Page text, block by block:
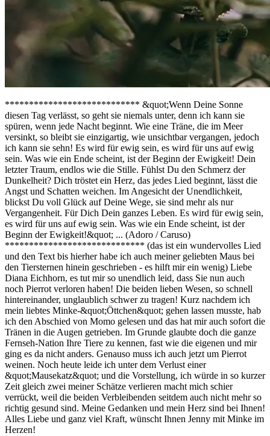
**************************** &quot;Wenn Deine Sonne
diesen Tag verlässt, so geht sie niemals unter, denn ich kann sie
spüren, wenn jede Nacht beginnt. Wie eine Träne, die im Meer
versinkt, so bleibt sie einzigartig, wie unsichtbar vergangen, jedoch
ich kann sie sehn! Es wird für ewig sein, es wird für uns auf ewig
sein. Was wie ein Ende scheint, ist der Beginn der Ewigkeit! Dein
letzter Traum, endlos wie die Stille. Fühlst Du den Schmerz der
Dunkelheit? Dich tröstet ein Herz, das jedes Lied beginnt, lässt die
Angst und Schatten weichen. Im Angesicht der Unendlichkeit,
blickst Du voll Glück auf Deine Wege, sie sind mehr als nur
Vergangenheit. Für Dich Dein ganzes Leben. Es wird für ewig sein,
es wird für uns auf ewig sein. Was wie ein Ende scheint, ist der
Beginn der Ewigkeit!&quot; ... (Adoro / Caruso)
***************************** (das ist ein wundervolles Lied
und den Text bis hierher habe ich auch meiner geliebten Maus bei
den Tiersternen hinein geschrieben - es hilft mir ein wenig) Liebe
Diana Eichhorn, es tut mir so unendlich leid, dass Sie nun auch
noch Pierrot verloren haben! Die beiden lieben Wesen, so schnell
hintereinander, unglaublich schwer zu tragen! Kurz nachdem ich
mein liebtes Minke-&quot;Öttchen&quot; gehen lassen musste, hab
ich den Abschied von Momo gelesen und das hat mir auch sofort die
Tränen in die Augen getrieben. Im Grunde glaubte doch die ganze
Fernseh-Nation Ihre Tiere zu kennen, fast wie die eigenen und mir
ging es da nicht anders. Genauso muss ich auch jetzt um Pierrot
weinen. Noch heute leide ich unter dem Verlust einer
&quot;Mausekatz&quot; und die Vorstellung, ich würde in so kurzer
Zeit gleich zwei meiner Schätze verlieren macht mich schier
verrückt, weil die beiden Verbleibenden seitdem auch nicht mehr so
richtig gesund sind. Meine Gedanken und mein Herz sind bei Ihnen!
Alles Liebe und ganz viel Kraft, wünscht Ihnen Jenny mit Minke im
Herzen!